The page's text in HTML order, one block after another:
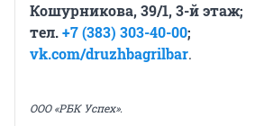
Кошурникова, 39/1, 3-й этаж;
тел.+7 (383) 303-40-00;
vk.com/druzhbagrilbar.
ООО «РБК Успех».